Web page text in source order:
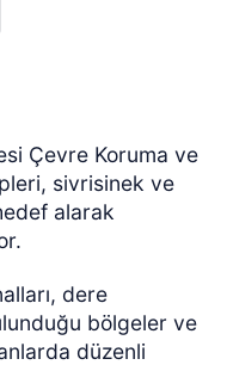
Çevre Koruma ve
sivrisinek ve
alarak
dere
bölgeler ve
düzenli